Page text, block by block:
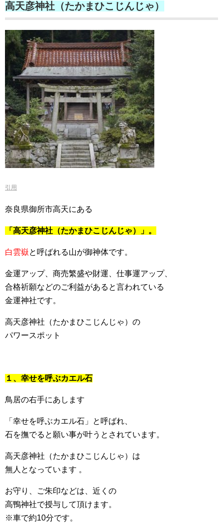
高天彦神社（たかまひこじんじゃ）
引用
奈良県御所市高天にある
「高天彦神社（たかまひこじんじゃ）」。
白雲嶽と呼ばれる山が御神体です。
金運アップ、商売繁盛や財運、仕事運アップ、
合格祈願などのご利益があると言われている
金運神社です。
高天彦神社（たかまひこじんじゃ）の
パワースポット
１、幸せを呼ぶカエル石
鳥居の右手にあします
「幸せを呼ぶカエル石」と呼ばれ、
石を撫でると願い事が叶うとされています。
高天彦神社（たかまひこじんじゃ）は
無人となっています 。
お守り、ご朱印などは、近くの
高鴨神社で授与して頂けます。
※車で約10分です。